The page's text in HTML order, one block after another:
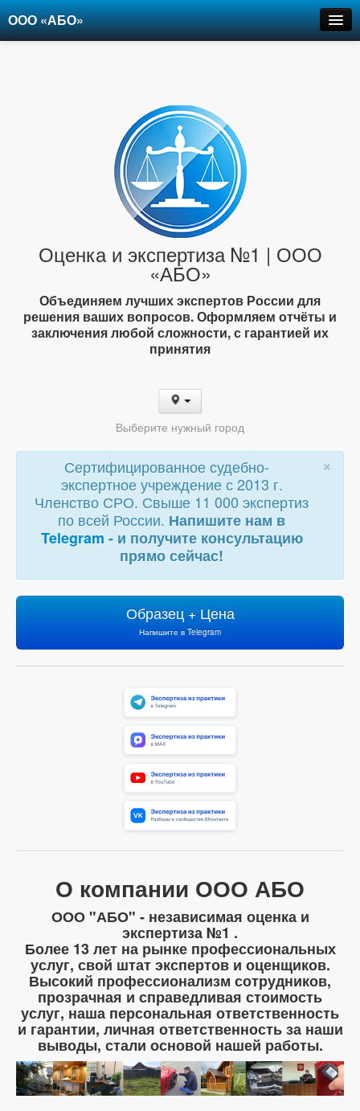
ООО «АБО»
Оценка и экспертиза №1 | ООО
«АБО»
Объединяем лучших экспертов России для
решения ваших вопросов. Оформляем отчёты и
заключения любой сложности, с гарантией их
принятия
Выберите нужный город
×
Сертифицированное судебно-
экспертное учреждение с 2013 г.
Членство СРО. Свыше 11 000 экспертиз
по всей России. Напишите нам в
Telegram - и получите консультацию
прямо сейчас!
Образец + Цена
Напишите в Telegram
О компании ООО АБО
ООО "АБО" - независимая оценка и
экспертиза №1 .
Более 13 лет на рынке профессиональных
услуг, свой штат экспертов и оценщиков.
Высокий профессионализм сотрудников,
прозрачная и справедливая стоимость
услуг, наша персональная ответственность
и гарантии, личная ответственность за наши
выводы, стали основой нашей работы.